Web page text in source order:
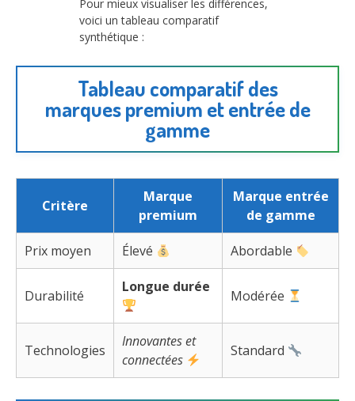
Pour mieux visualiser les différences,
voici un tableau comparatif
synthétique :
Tableau comparatif des
marques premium et entrée de
gamme
Critère
Marque
premium
Marque entrée
de gamme
Prix moyen Élevé Abordable
Durabilité
Longue durée
Modérée
Technologies
Innovantes et
connectées
Standard